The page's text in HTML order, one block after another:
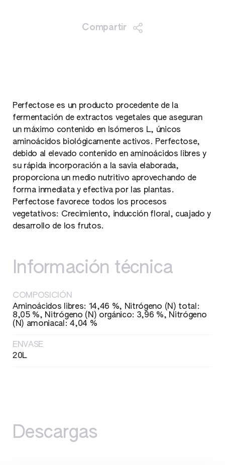
Compartir
Perfectose es un producto procedente de la
fermentación de extractos vegetales que aseguran
un máximo contenido en Isómeros L, únicos
aminoácidos biológicamente activos. Perfectose,
debido al elevado contenido en aminoácidos libres y
su rápida incorporación a la savia elaborada,
proporciona un medio nutritivo aprovechando de
forma inmediata y efectiva por las plantas.
Perfectose favorece todos los procesos
vegetativos: Crecimiento, inducción floral, cuajado y
desarrollo de los frutos.
Información técnica
COMPOSICIÓN
Aminoácidos libres: 14,46 %, Nitrógeno (N) total:
8,05 %, Nitrógeno (N) orgánico: 3,96 %, Nitrógeno
(N) amoniacal: 4,04 %
ENVASE
20L
Descargas